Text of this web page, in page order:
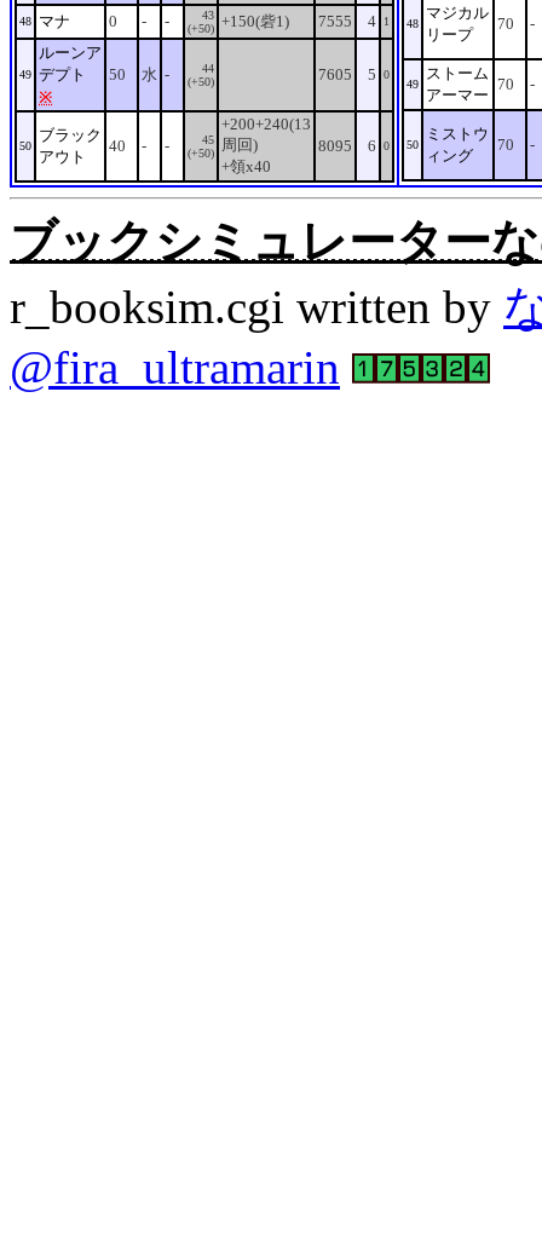
48 マナ 0 - -
43
(+50) +150(砦1) 7555 4 1
49
ルーンア
デプト
※
50 水 -
44
(+50)
7605 5 0
50
ブラック
アウト
40 - -
45
(+50)
+200+240(13
周回)
+領x40
8095 6 0
48
マジカル
リープ
70 -
49
ストーム
アーマー
70 -
50
ミストウ
ィング
70 -
ブックシミュレーター
r_booksim.cgi written by
@fira_ultramarin